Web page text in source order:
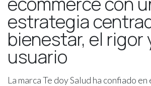
estrategia
bienestar, el rigor
usuario
La marca Te doy Salud ha confiado